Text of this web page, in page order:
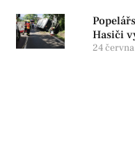
Hasiči
24